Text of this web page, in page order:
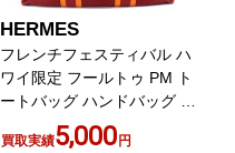
HERMES
フレンチフェスティバル ハ
ワイ限定 フールトゥ PM ト
ートバッグ ハンドバッグ キ
ャンバス ボルドー オレンジ
買取実績5,000円